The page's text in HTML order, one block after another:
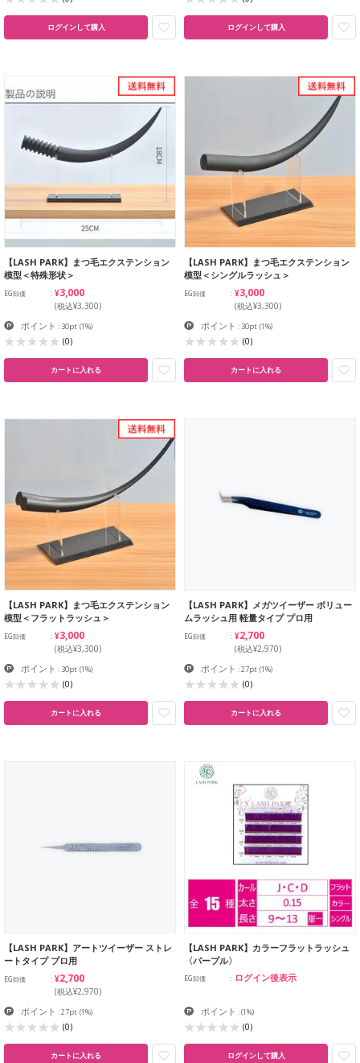
ログインして購入 ログインして購入
【LASH PARK】まつ毛エクステンション
模型＜特殊形状＞
EG卸価 ¥3,000
(税込¥3,300)
ポイント : 30pt (1%)
(0)
カートに入れる
【LASH PARK】まつ毛エクステンション
模型＜シングルラッシュ＞
EG卸価 ¥3,000
(税込¥3,300)
ポイント : 30pt (1%)
(0)
カートに入れる
【LASH PARK】まつ毛エクステンション
模型＜フラットラッシュ＞
EG卸価 ¥3,000
(税込¥3,300)
ポイント : 30pt (1%)
(0)
カートに入れる
【LASH PARK】メガツイーザー ボリュー
ムラッシュ用 軽量タイプ プロ用
EG卸価 ¥2,700
(税込¥2,970)
ポイント : 27pt (1%)
(0)
カートに入れる
【LASH PARK】アートツイーザー ストレ
ートタイプ プロ用
EG卸価 ¥2,700
(税込¥2,970)
ポイント : 27pt (1%)
(0)
カートに入れる
【LASH PARK】カラーフラットラッシュ
〈パープル〉
EG卸価 ログイン後表示
ポイント :(1%)
(0)
ログインして購入